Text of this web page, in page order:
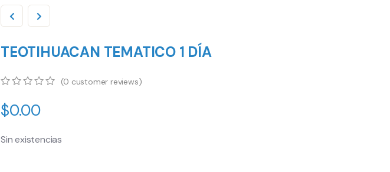
TEOTIHUACAN TEMATICO 1 DÍA
out
of
on
(0 customer reviews)
$0.00
Sin existencias